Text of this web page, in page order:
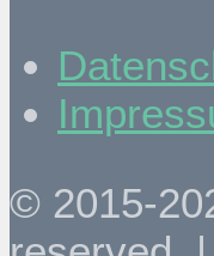
© 2015-